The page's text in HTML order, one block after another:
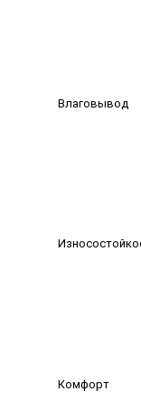
Влаговывод
Комфорт